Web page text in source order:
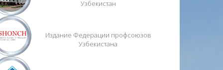
Узбекистан
Издание Федерации профсоюзов
Узбекистана